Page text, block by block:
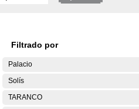
Filtrado por
Palacio
Solís
TARANCO